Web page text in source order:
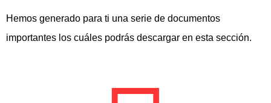
Hemos generado para ti una serie de documentos
importantes los cuáles podrás descargar en esta sección.